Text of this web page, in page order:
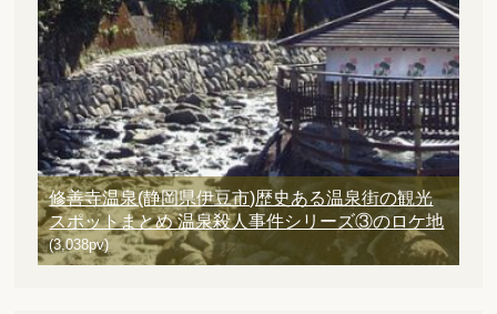
修善寺温泉(静岡県伊豆市)歴史ある温泉街の観光
スポットまとめ 温泉殺人事件シリーズ③のロケ地
(3,038pv)